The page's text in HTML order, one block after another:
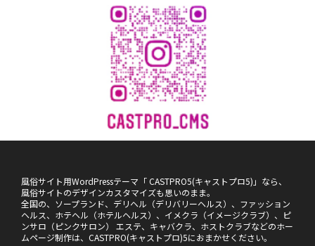
風俗サイト用WordPressテーマ「 CASTPRO5(キャストプロ5)」なら、
風俗サイトのデザインカスタマイズも思いのまま。
全国の、ソープランド、デリヘル（デリバリーヘルス）、ファッション
ヘルス、ホテヘル（ホテルヘルス）、イメクラ（イメージクラブ）、ピ
ンサロ（ピンクサロン） エステ、キャバクラ、ホストクラブなどのホー
ムページ制作は、CASTPRO(キャストプロ)5におまかせください。